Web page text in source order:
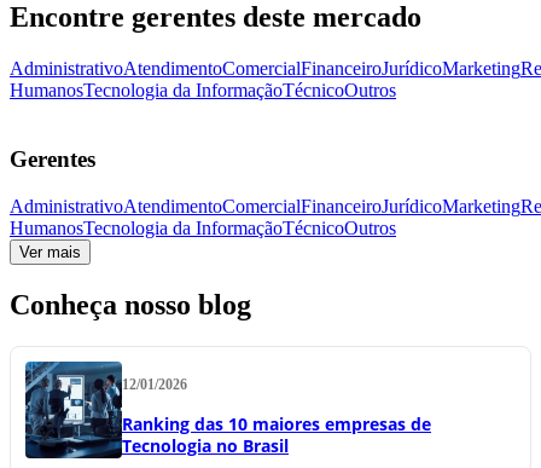
Encontre gerentes deste mercado
AdministrativoAtendimentoComercialFinanceiroJurídicoMarketing
HumanosTecnologia da InformaçãoTécnicoOutros
Gerentes
AdministrativoAtendimentoComercialFinanceiroJurídicoMarketing
HumanosTecnologia da InformaçãoTécnicoOutros
Ver mais
Conheça nosso blog
12/01/2026
Ranking das 10 maiores empresas de
Tecnologia no Brasil